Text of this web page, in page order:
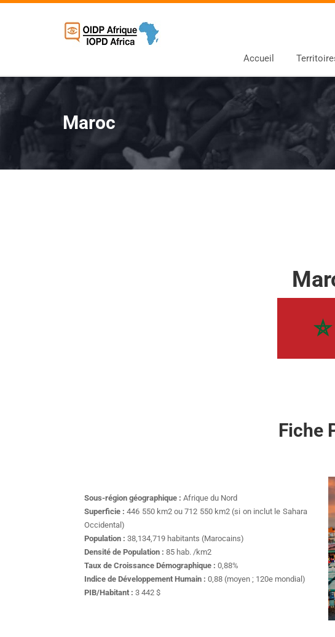
Accueil
Maroc
Fiche
Sous-région géographique : Afrique du Nord
Superficie :446 550 km2 ou 712 550 km2 (si on inclut le Sahara
Occidental)
Population : 38,134,719 habitants (Marocains)
Densité de Population : 85 hab. /km2
Taux de Croissance Démographique : 0,88%
Indice de Développement Humain : 0,88 (moyen ; 120e mondial)
PIB/Habitant : 3 442 $